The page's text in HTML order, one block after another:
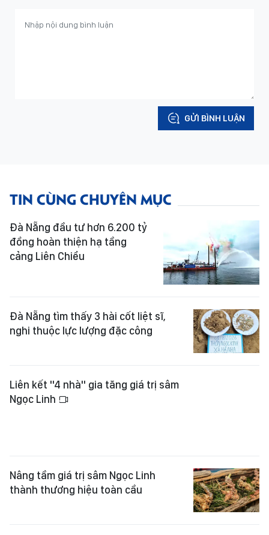
GỬI BÌNH LUẬN
TIN CÙNG CHUYÊN MỤC
Đà Nẵng đầu tư hơn 6.200 tỷ
đồng hoàn thiện hạ tầng
cảng Liên Chiểu
Đà Nẵng tìm thấy 3 hài cốt liệt sĩ,
nghi thuộc lực lượng đặc công
Liên kết "4 nhà" gia tăng giá trị sâm
Ngọc Linh